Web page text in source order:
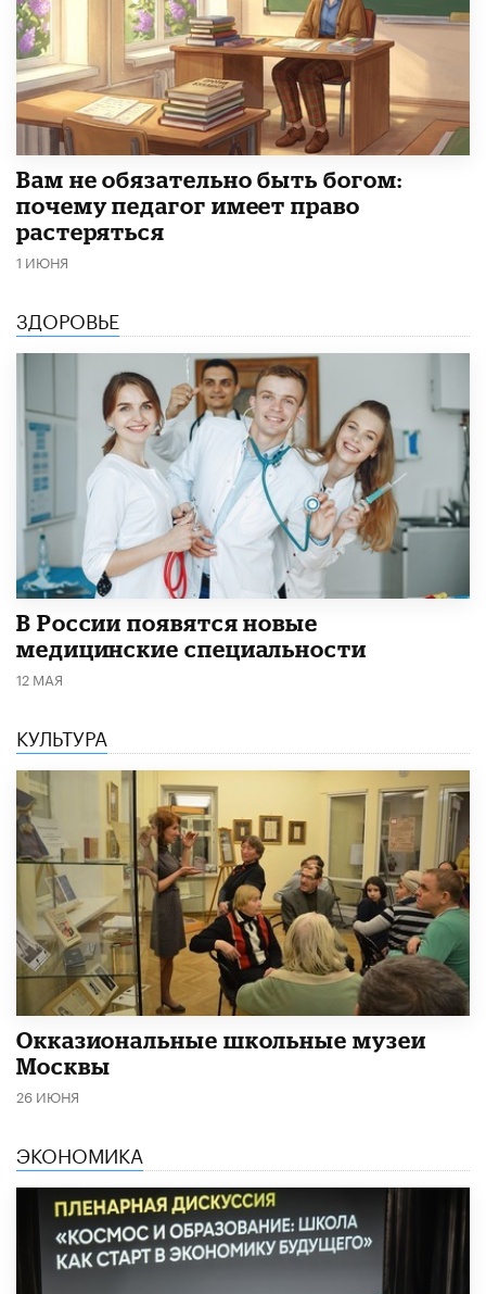
​Вам не обязательно быть богом:
почему педагог имеет право
растеряться
1 ИЮНЯ
ЗДОРОВЬЕ
В России появятся новые
медицинские специальности
12 МАЯ
КУЛЬТУРА
​Окказиональные школьные музеи
Москвы
26 ИЮНЯ
ЭКОНОМИКА